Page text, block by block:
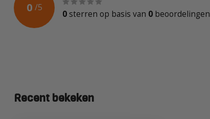
0 /5
0 sterren op basis van 0 beoordelingen
Recent bekeken